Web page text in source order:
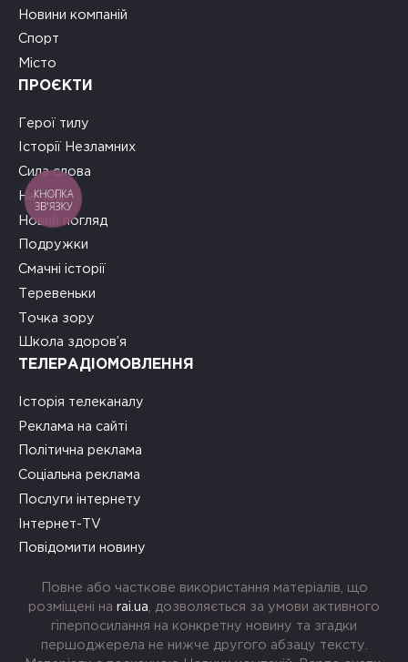
Новини компаній
Спорт
Місто
ПРОЄКТИ
Герої тилу
Історії Незламних
Сила слова
На часі
Новий погляд
Подружки
Смачні історії
Теревеньки
Точка зору
Школа здоров’я
ТЕЛЕРАДІОМОВЛЕННЯ
Історія телеканалу
Реклама на сайті
Політична реклама
Соціальна реклама
Послуги інтернету
Інтернет-TV
Повідомити новину
Повне або часткове використання матеріалів, що
розміщені на rai.ua , дозволяється за умови активного
гіперпосилання на конкретну новину та згадки
першоджерела не нижче другого абзацу тексту.
КНОПКА
ЗВ'ЯЗКУ